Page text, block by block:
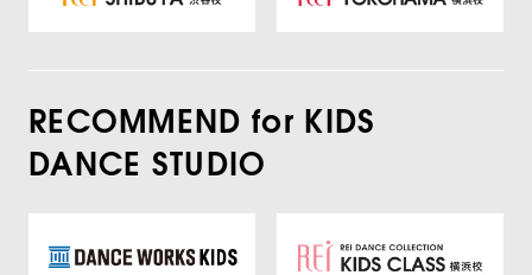
RECOMMEND for KIDS
DANCE STUDIO